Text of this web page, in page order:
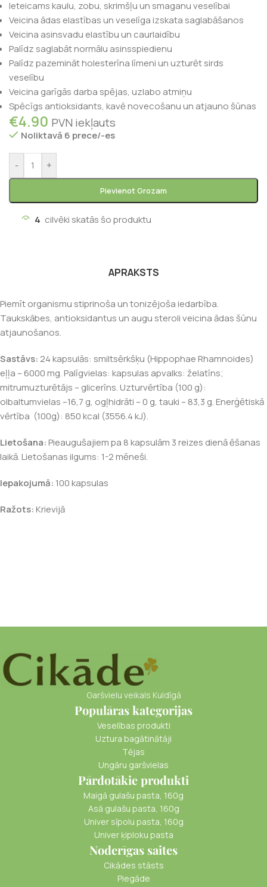
Ieteicams kaulu, zobu, skrimšļu un smaganu veselībai
Veicina ādas elastības un veselīga izskata saglabāšanos
Veicina asinsvadu elastību un caurlaidību
Palīdz saglabāt normālu asinsspiedienu
Palīdz pazemināt holesterīna līmeni un uzturēt sirds
veselību
Veicina garīgās darba spējas, uzlabo atmiņu
Spēcīgs antioksidants, kavē novecošanu un atjauno šūnas
€4.90 PVN iekļauts
Noliktavā 6 prece/-es
- +
Pievienot Grozam
4 cilvēki skatās šo produktu
APRAKSTS
Piemīt organismu stiprinoša un tonizējoša iedarbība.
Taukskābes, antioksidantus un augu steroli veicina ādas šūnu
atjaunošanos.
Sastāvs: 24 kapsulās: smiltsērkšķu (Hippophae Rhamnoides)
eļļa – 6000 mg. Palīgvielas: kapsulas apvalks: želatīns;
mitrumuzturētājs – glicerīns. Uzturvērtība (100 g):
olbaltumvielas –16,7 g, ogļhidrāti – 0 g, tauki – 83,3 g. Enerģētiskā
vērtība (100g): 850 kcal (3556.4 kJ).
Lietošana:Pieaugušajiem pa 8 kapsulām 3 reizes dienā ēšanas
laikā. Lietošanas ilgums: 1-2 mēneši.
Iepakojumā: 100 kapsulas
Ražots:Krievijā
Garšvielu veikals Kuldīgā
Populāras kategorijas
Veselības produkti
Uztura bagātinātāji
Tējas
Ungāru garšvielas
Pārdotākie produkti
Maigā gulašu pasta, 160g
Asā gulašu pasta, 160g
Univer sīpolu pasta, 160g
Univer ķiploku pasta
Noderīgas saites
Cikādes stāsts
Piegāde